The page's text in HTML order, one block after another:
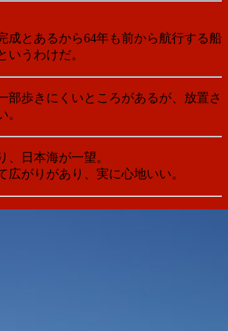
成とあるから64年も前から航行する船
いうわけだ。
部歩きにくいところがあるが、放置さ
。
、日本海が一望。
広がりがあり、実に心地いい。